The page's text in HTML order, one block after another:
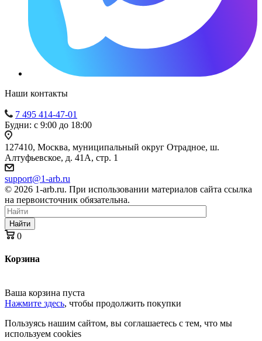
Наши контакты
7 495 414-47-01
Будни: с 9:00 до 18:00
127410, Москва, муниципальный округ Отрадное, ш.
Алтуфьевское, д. 41А, стр. 1
support@1-arb.ru
© 2026 1-arb.ru. При использовании материалов сайта ссылка
на первоисточник обязательна.
Найти
0
Корзина
Ваша корзина пуста
Нажмите здесь, чтобы продолжить покупки
Пользуясь нашим сайтом, вы соглашаетесь с тем, что мы
используем cookies